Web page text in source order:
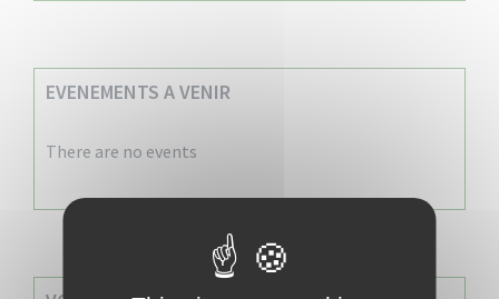
EVENEMENTS A VENIR
There are no events